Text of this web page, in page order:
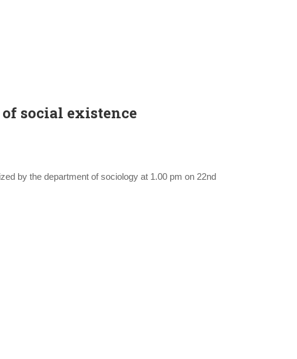
social existence
by the department of sociology at 1.00 pm on 22nd